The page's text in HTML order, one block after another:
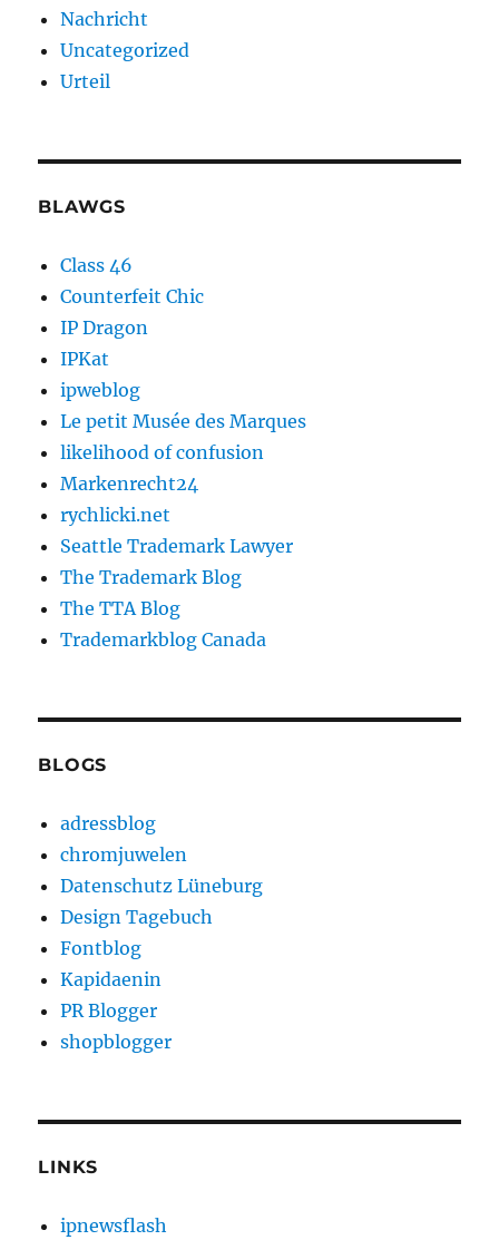
Nachricht
Uncategorized
Urteil
BLAWGS
Class 46
Counterfeit Chic
IP Dragon
IPKat
ipweblog
Le petit Musée des Marques
likelihood of confusion
Markenrecht24
rychlicki.net
Seattle Trademark Lawyer
The Trademark Blog
The TTA Blog
Trademarkblog Canada
BLOGS
adressblog
chromjuwelen
Datenschutz Lüneburg
Design Tagebuch
Fontblog
Kapidaenin
PR Blogger
shopblogger
LINKS
ipnewsflash